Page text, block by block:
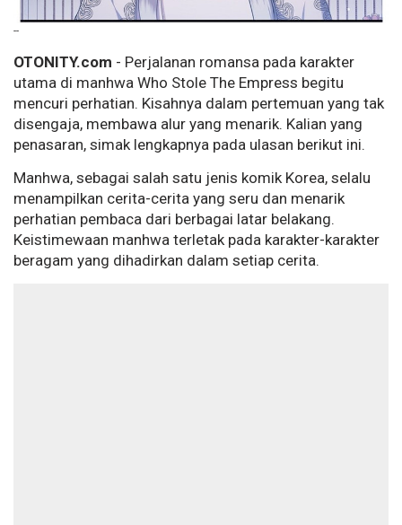
--
OTONITY.com - Perjalanan romansa pada karakter
utama di manhwa Who Stole The Empress begitu
mencuri perhatian. Kisahnya dalam pertemuan yang tak
disengaja, membawa alur yang menarik. Kalian yang
penasaran, simak lengkapnya pada ulasan berikut ini.
Manhwa, sebagai salah satu jenis komik Korea, selalu
menampilkan cerita-cerita yang seru dan menarik
perhatian pembaca dari berbagai latar belakang.
Keistimewaan manhwa terletak pada karakter-karakter
beragam yang dihadirkan dalam setiap cerita.